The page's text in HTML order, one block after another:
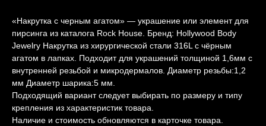
«Накрутка с черным агатом» — украшение или элемент для
пирсинга из каталога Rock House. Бренд: Hollywood Body
Jewelry Накрутка из хирургической стали 316L с чёрным
агатом в лапках. Подходит для украшений толщиной 1,6мм с
внутренней резьбой и микродермалов. Диаметр резьбы:1,2
мм Диаметр шарика:5 мм.
Подходящий вариант следует выбирать по размеру и типу
крепления из характеристик товара.
Наличие и стоимость обновляются в карточке товара.